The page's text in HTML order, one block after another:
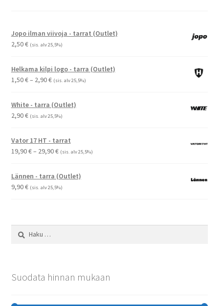
Jopo ilman viivoja - tarrat (Outlet)
2,50€ (sis. alv 25,5%)
Helkama kilpi logo - tarra (Outlet)
1,50€– 2,90€Hintaluokka:
-
2,90 €
(sis. alv 25,5%)
White - tarra (Outlet)
2,90€ (sis. alv 25,5%)
Vator 17 HT - tarrat
19,90€– 29,90€Hintaluokka:
-
29,90 €
(sis. alv 25,5%)
Lännen - tarra (Outlet)
9,90€ (sis. alv 25,5%)
Suodata hinnan mukaan